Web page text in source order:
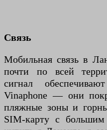
Связь
Мобильная связь в
почти по всей
сигнал
Vinaphone — они
пляжные зоны и
SIM-карту с